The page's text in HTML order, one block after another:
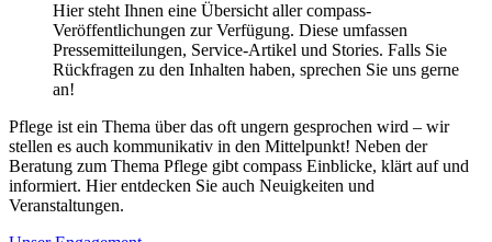
Hier steht Ihnen eine Übersicht aller compass-
Veröffentlichungen zur Verfügung. Diese umfassen
Pressemitteilungen, Service-Artikel und Stories. Falls Sie
Rückfragen zu den Inhalten haben, sprechen Sie uns gerne
an!
Pflege ist ein Thema über das oft ungern gesprochen wird – wir
stellen es auch kommunikativ in den Mittelpunkt! Neben der
Beratung zum Thema Pflege gibt compass Einblicke, klärt auf und
informiert. Hier entdecken Sie auch Neuigkeiten und
Veranstaltungen.